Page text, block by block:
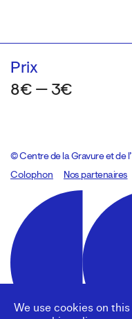
We use cookies on
Prix
8€ — 3€
© Centre de la Gravure et de
Colophon
Design:Marcel Kaczmarek,
Nos partenaires